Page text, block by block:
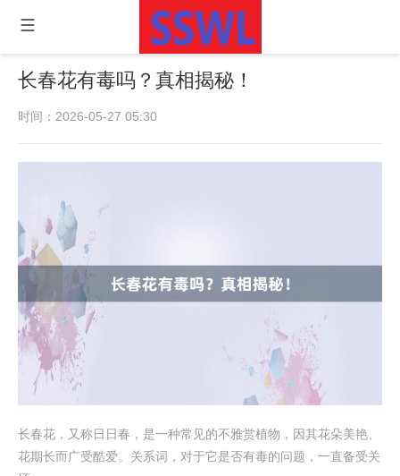
长春花有毒吗？真相揭秘！
时间：2026-05-27 05:30
长春花，又称日日春，是一种常见的不雅赏植物，因其花朵美艳、
花期长而广受酷爱。关系词，对于它是否有毒的问题，一直备受关